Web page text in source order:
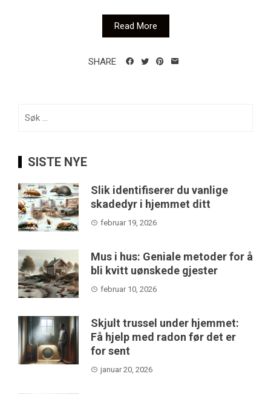
Read More
SHARE
etter:
SISTE NYE
Slik identifiserer du vanlige
skadedyr i hjemmet ditt
februar 19, 2026
Mus i hus: Geniale metoder for å
bli kvitt uønskede gjester
februar 10, 2026
Skjult trussel under hjemmet:
Få hjelp med radon før det er
for sent
januar 20, 2026